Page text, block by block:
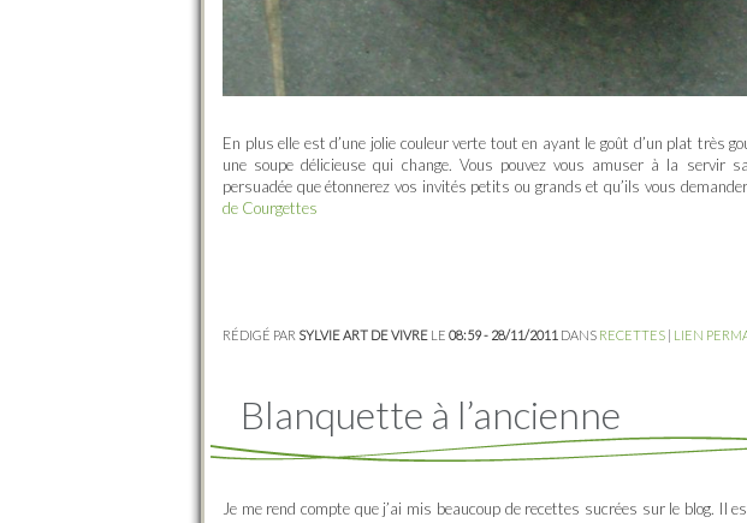
En plus elle est d’une jolie couleur verte tout en ayant le goût d’un plat très
une soupe délicieuse qui change. Vous pouvez vous amuser à la servir
persuadée que étonnerez vos invités petits ou grands et qu’ils vous
de Courgettes
RÉDIGÉ PAR SYLVIE ART DE VIVRE LE 08:59 - 28/11/2011 DANS RECETTES | LIEN
Blanquette à l’ancienne
Je me rend compte que j’ai mis beaucoup de recettes sucrées sur le blog. Il